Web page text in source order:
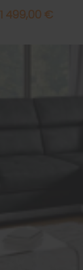
1 499,00 €